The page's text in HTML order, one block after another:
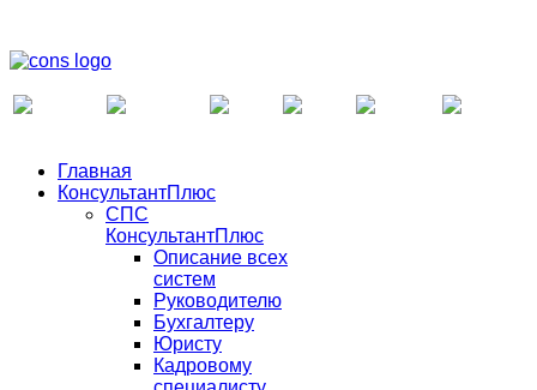
Главная
КонсультантПлюс
СПС
КонсультантПлюс
Описание всех
систем
Руководителю
Бухгалтеру
Юристу
Кадровому